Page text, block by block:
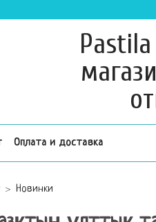
Оплата и доставка
Новинки